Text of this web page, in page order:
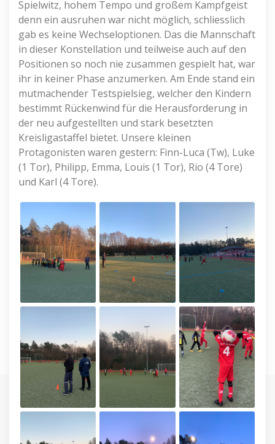
Spielwitz, hohem Tempo und großem Kampfgeist
denn ein ausruhen war nicht möglich, schliesslich
gab es keine Wechseloptionen. Das die Mannschaft
in dieser Konstellation und teilweise auch auf den
Positionen so noch nie zusammen gespielt hat, war
ihr in keiner Phase anzumerken. Am Ende stand ein
mutmachender Testspielsieg, welcher den Kindern
bestimmt Rückenwind für die Herausforderung in
der neu aufgestellten und stark besetzten
Kreisligastaffel bietet. Unsere kleinen
Protagonisten waren gestern: Finn-Luca (Tw), Luke
(1 Tor), Philipp, Emma, Louis (1 Tor), Rio (4 Tore)
und Karl (4 Tore).